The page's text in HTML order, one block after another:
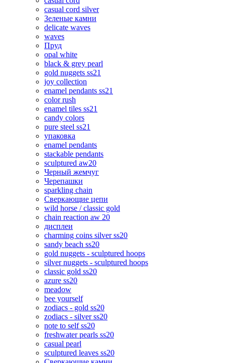
casual cord silver
Зеленые камни
delicate waves
waves
Пруд
opal white
black & grey pearl
gold nuggets ss21
joy collection
enamel pendants ss21
color rush
enamel tiles ss21
candy colors
pure steel ss21
упаковка
enamel pendants
stackable pendants
sculptured aw20
Черный жемчуг
Черепашки
sparkling chain
Сверкающие цепи
wild horse / classic gold
chain reaction aw 20
дисплеи
charming coins silver ss20
sandy beach ss20
gold nuggets - sculptured hoops
silver nuggets - sculptured hoops
classic gold ss20
azure ss20
meadow
bee yourself
zodiacs - gold ss20
zodiacs - silver ss20
note to self ss20
freshwater pearls ss20
casual pearl
sculptured leaves ss20